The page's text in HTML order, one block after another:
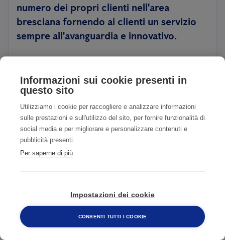
numero dei propri clienti nell'area
bresciana fornendo ai clienti un servizio
sempre all'avanguardia e innovativo.
800 482 320
Informazioni sui cookie presenti in
questo sito
Utilizziamo i cookie per raccogliere e analizzare informazioni
sulle prestazioni e sull'utilizzo del sito, per fornire funzionalità di
social media e per migliorare e personalizzare contenuti e
pubblicità presenti.
Per saperne di più
Impostazioni dei cookie
CONSENTI TUTTI I COOKIE